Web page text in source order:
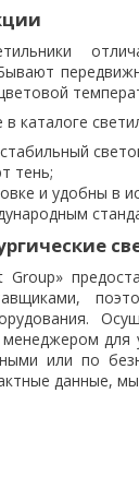
в каталоге
тень;
и удобны в
Group»
для
или по
данные,